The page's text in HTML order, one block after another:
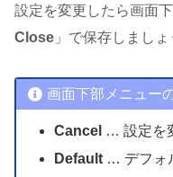
設定を変更したら画面下
Close 」で保存しましょ
画面下部メニュー
Cancel … 設定を
Default… デフォ